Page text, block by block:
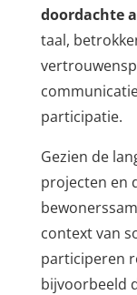
doordachte
taal,
participatie.
Gezien de
projecten en
context van
participeren
bijvoorbeeld